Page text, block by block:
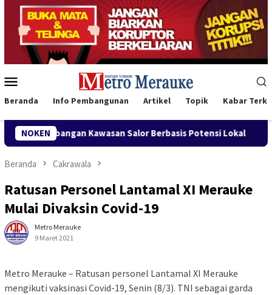
Loncat
konten
Mobile
Beranda Info Pembangunan Artikel Topik Kabar
NOKEN
Salor Berbasis Potensi Lokal Bank Mandiri Region
Beranda Cakrawala
Ratusan Personel Lantamal XI Merauke
Mulai Divaksin Covid-19
Metro Merauke
9 Maret 2021
Metro Merauke – Ratusan personel Lantamal XI Merauke
mengikuti vaksinasi Covid-19, Senin (8/3). TNI sebagai garda